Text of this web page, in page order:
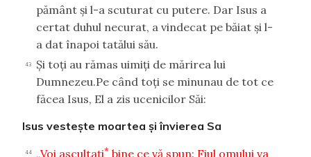
pământ şi l-a scuturat cu putere. Dar Isus a
certat duhul necurat, a vindecat pe băiat şi l-
a dat înapoi tatălui său.
43
Şi toţi au rămas uimiţi de mărirea lui
Dumnezeu.Pe când toţi se minunau de tot ce
făcea Isus, El a zis ucenicilor Săi:
Isus vesteşte moartea şi învierea Sa
44 „Voi ascultaţi* bine ce vă spun: Fiul omului va